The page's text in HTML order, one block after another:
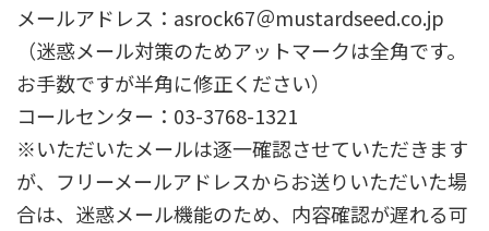
メールアドレス：asrock67＠mustardseed.co.jp
（迷惑メール対策のためアットマークは全角です。
お手数ですが半角に修正ください）
コールセンター：03-3768-1321
※いただいたメールは逐一確認させていただきます
が、フリーメールアドレスからお送りいただいた場
合は、迷惑メール機能のため、内容確認が遅れる可